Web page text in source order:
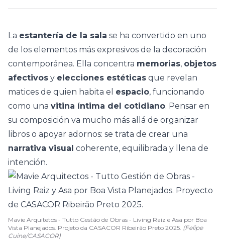
La estantería de la sala se ha convertido en uno
de los elementos más expresivos de la decoración
contemporánea. Ella concentra memorias, objetos
afectivos y elecciones estéticas que revelan
matices de quien habita el espacio, funcionando
como una vitina íntima del cotidiano. Pensar en
su composición va mucho más allá de organizar
libros o apoyar adornos: se trata de crear una
narrativa visual coherente, equilibrada y llena de
intención.
Mavie Arquitetos - Tutto Gestão de Obras - Living Raiz e Asa por Boa
Vista Planejados. Projeto da CASACOR Ribeirão Preto 2025. (Felipe
Cuine/CASACOR)